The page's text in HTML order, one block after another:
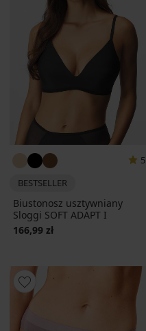
5
BESTSELLER
Biustonosz usztywniany
Sloggi SOFT ADAPT I
166,99 zł